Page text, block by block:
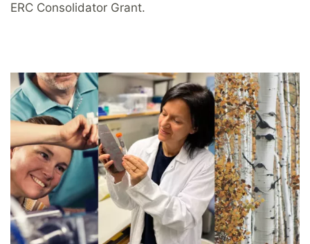
ERC Consolidator Grant.